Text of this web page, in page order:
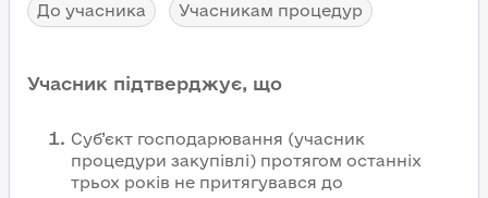
До учасника
Учасникам процедур
Учасник підтверджує, що
Суб’єкт господарювання (учасник
процедури закупівлі) протягом останніх
трьох років не притягувався до